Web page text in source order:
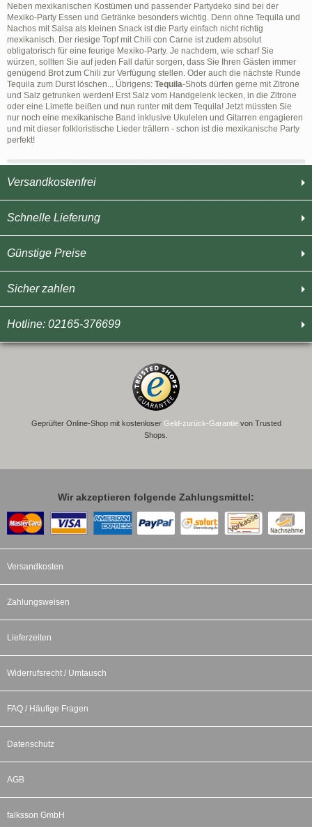
Versandkostenfrei
Schnelle Lieferung
Günstige Preise
Sicher zahlen
Hotline: 02165-376699
Neben mexikanischen Kostümen und passender Partydeko sind bei der
Mexiko-Party Essen und Getränke besonders wichtig. Denn ohne Tequila und
Nachos mit Salsa als kleinen Snack ist die Party einfach nicht richtig
mexikanisch. Der riesige Topf mit Chili con Carne ist zudem absolut
obligatorisch für eine feurige Mexiko-Party. Je nachdem, wie scharf Sie
würzen, sollten Sie auf jeden Fall dafür sorgen, dass Sie Ihren Gästen immer
genügend Brot zum Chili zur Verfügung stellen. Oder auch die nächste Runde
Tequila zum Durst löschen... Übrigens: Tequila-Shots dürfen gerne mit Zitrone
und Salz getrunken werden! Erst Salz vom Handgelenk lecken, in die Zitrone
oder eine Limette beißen und nun runter mit dem Tequila! Jetzt müssten Sie
nur noch eine mexikanische Band inklusive Ukulelen und Gitarren engagieren
und mit dieser folkloristische Lieder trällern - schon ist die mexikanische Party
perfekt!
Geprüfter Online-Shop mit kostenloser Geld-zurück-Garantievon Trusted
Shops.
Wir akzeptieren folgende Zahlungsmittel:
Versandkosten
Zahlungsweisen
Lieferzeiten
Widerrufsrecht / Umtausch
FAQ / Häufige Fragen
Datenschutz
AGB
falksson GmbH